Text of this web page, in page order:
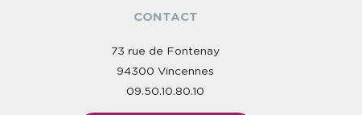
CONTACT
73 rue de Fontenay
94300 Vincennes
09.50.10.80.10